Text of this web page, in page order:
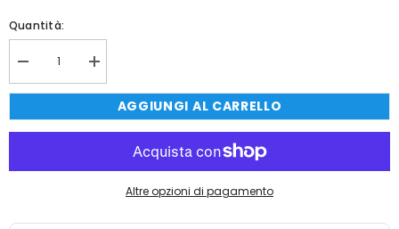
Quantità:
Diminuisci
quantità
per
ad
anello
cromato
Aumenta
quantità
per
Portasalviette
ad
anello
cromato
AGGIUNGI AL CARRELLO
Altre opzioni di pagamento